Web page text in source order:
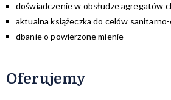
doświadczenie w obsłudze agregatów
aktualna książeczka do celów
dbanie o powierzone mienie
Oferujemy